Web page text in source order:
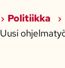
Politiikka
Uusi